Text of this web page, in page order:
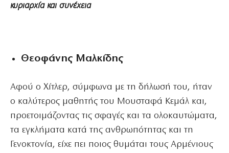
κυριαρχία και συνέχεια
Θεοφάνης Μαλκίδης
Αφού ο Χίτλερ, σύμφωνα με τη δήλωσή του, ήταν
ο καλύτερος μαθητής του Μουσταφά Κεμάλ και,
προετοιμάζοντας τις σφαγές και τα ολοκαυτώματα,
τα εγκλήματα κατά της ανθρωπότητας και τη
Γενοκτονία, είχε πει ποιος θυμάται τους Αρμένιους